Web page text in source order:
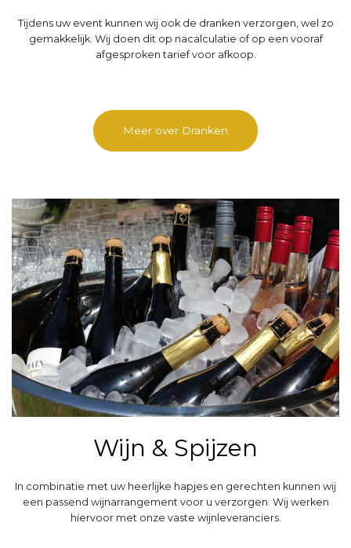
Tijdens uw event kunnen wij ook de dranken verzorgen, wel zo
gemakkelijk. Wij doen dit op nacalculatie of op een vooraf
afgesproken tarief voor afkoop.
Meer over Dranken
Wijn & Spijzen
In combinatie met uw heerlijke hapjes en gerechten kunnen wij
een passend wijnarrangement voor u verzorgen. Wij werken
hiervoor met onze vaste wijnleveranciers.